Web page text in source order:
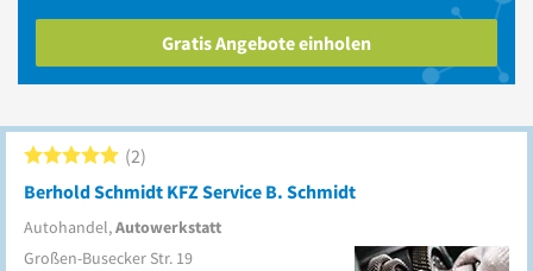
Gratis Angebote einholen
Berhold Schmidt KFZ Service B. Schmidt
Autohandel,Autowerkstatt
2
Großen-Busecker Str. 19